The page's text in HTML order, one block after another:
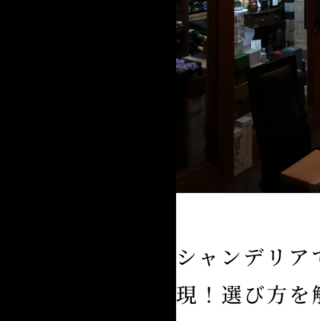
シャンデリ
現！選び方を